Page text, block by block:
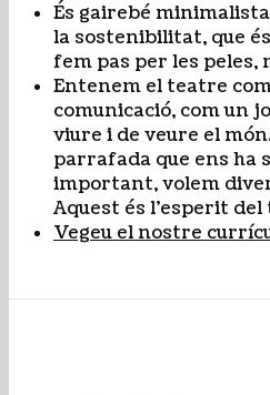
És gairebé
la sostenibilitat, que
fem pas per les peles,
Entenem el teatre
comunicació, com un
viure i de veure el
parrafada que ens ha
important, volem
Aquest és l’esperit
Vegeu el nostre